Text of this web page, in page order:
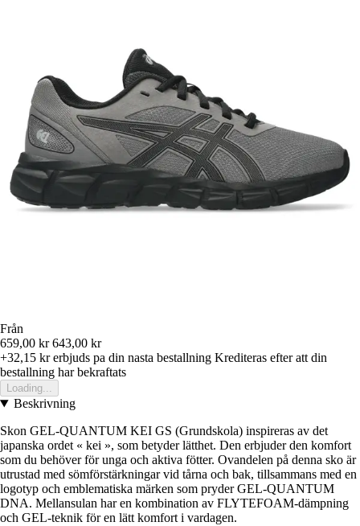
Från
659,00 kr 643,00 kr
+32,15 krerbjuds pa din nasta bestallning Krediteras efter att din
bestallning har bekraftats
Loading...
Beskrivning
Skon GEL-QUANTUM KEI GS (Grundskola) inspireras av det
japanska ordet « kei », som betyder lätthet. Den erbjuder den komfort
som du behöver för unga och aktiva fötter. Ovandelen på denna sko är
utrustad med sömförstärkningar vid tårna och bak, tillsammans med en
logotyp och emblematiska märken som pryder GEL-QUANTUM
DNA. Mellansulan har en kombination av FLYTEFOAM-dämpning
och GEL-teknik för en lätt komfort i vardagen.